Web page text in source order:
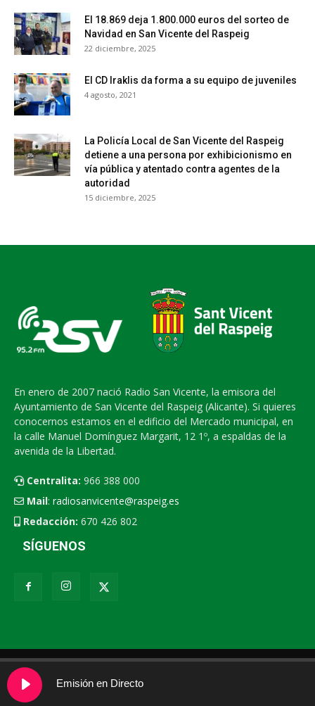
El 18.869 deja 1.800.000 euros del sorteo de
Navidad en San Vicente del Raspeig
22 diciembre, 2025
El CD Iraklis da forma a su equipo de juveniles
4 agosto, 2021
La Policía Local de San Vicente del Raspeig
detiene a una persona por exhibicionismo en
vía pública y atentado contra agentes de la
autoridad
15 diciembre, 2025
En enero de 2007 nació Radio San Vicente, la emisora del
Ayuntamiento de San Vicente del Raspeig (Alicante). Si quieres
conocernos estamos en el edificio del Mercado municipal, en
la calle Manuel Domínguez Margarit, 12 1º, a espaldas de la
avenida de la Libertad.
Centralita: 966 388 000
Mail: radiosanvicente@raspeig.es
Redacción: 670 426 802
SÍGUENOS
Radio San Vicente Contacto XEMV
© 2026 - Radio San Vicente
Emisión en Directo